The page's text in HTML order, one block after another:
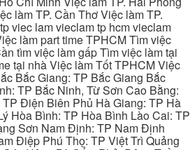
làm TP. Cần Thơ Việc làm TP.
viec lam vieclam tp hcm vieclam
làm part time TPHCM Tìm việc
tìm việc làm gấp Tìm việc làm tại
tại nhà Việc làm Tốt TPHCM Việc
Bắc Giang: TP Bắc Giang Bắc
TP Bắc Ninh, Từ Sơn Cao Bằng:
Điện Biên Phủ Hà Giang: TP Hà
Hòa Bình: TP Hòa Bình Lào Cai: TP
Sơn Nam Định: TP Nam Định
Điệp Phú Thọ: TP Việt Trì Quảng